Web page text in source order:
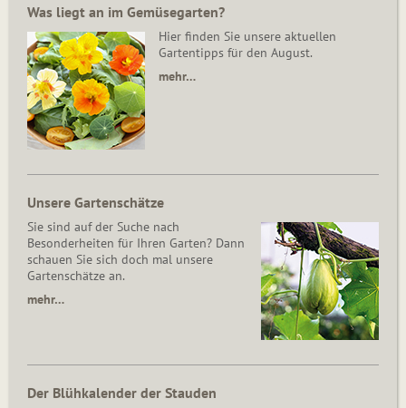
Was liegt an im Gemüsegarten?
Hier finden Sie unsere aktuellen
Gartentipps für den August.
mehr…
Unsere Gartenschätze
Sie sind auf der Suche nach
Besonderheiten für Ihren Garten? Dann
schauen Sie sich doch mal unsere
Gartenschätze an.
mehr…
Der Blühkalender der Stauden